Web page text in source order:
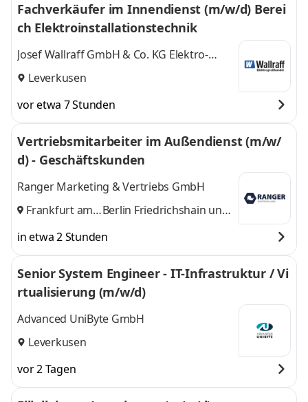
Fachverkäufer im Innendienst (m/w/d) Berei
ch Elektroinstallationstechnik
Josef Wallraff GmbH & Co. KG Elektro-
Großhandel
Leverkusen
vor etwa 7 Stunden
Vertriebsmitarbeiter im Außendienst (m/w/
d) - Geschäftskunden
Ranger Marketing & Vertriebs GmbH
Frankfurt am
Berlin Friedrichshain und
in etwa 2 Stunden
Senior System Engineer - IT-Infrastruktur / Vi
rtualisierung (m/w/d)
Advanced UniByte GmbH
Leverkusen
vor 2 Tagen